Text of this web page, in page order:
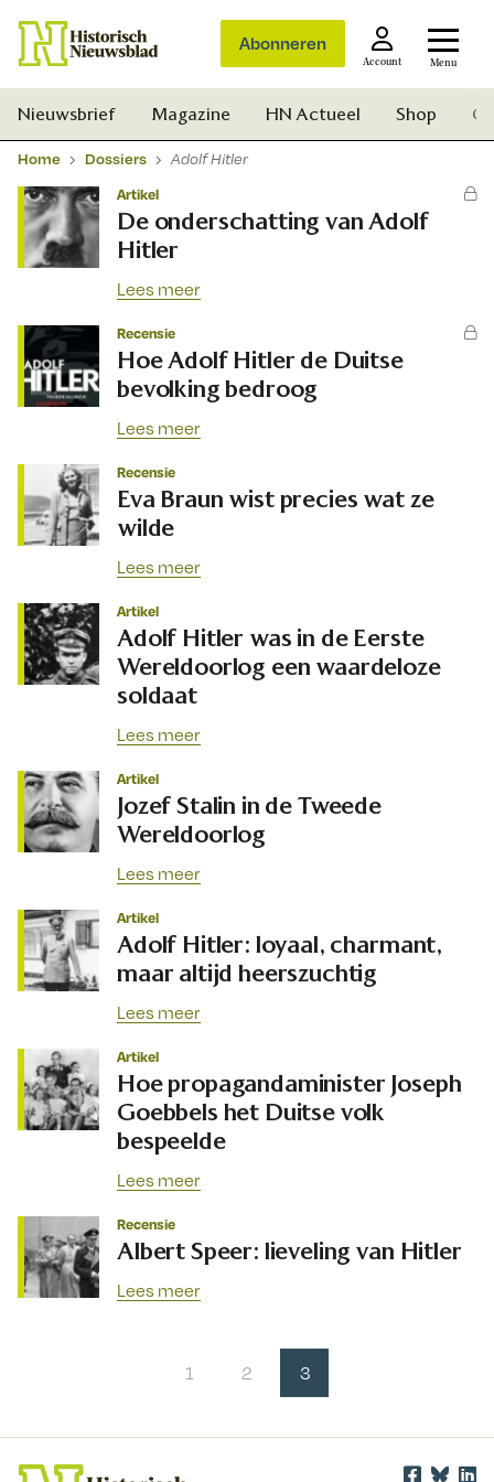
Abonneren
Account Menu
Nieuwsbrief Magazine HN Actueel Shop
Home Dossiers Adolf Hitler
Artikel
De onderschatting van Adolf
Hitler
Lees meer
Recensie
Hoe Adolf Hitler de Duitse
bevolking bedroog
Lees meer
Recensie
Eva Braun wist precies wat ze
wilde
Lees meer
Artikel
Adolf Hitler was in de Eerste
Wereldoorlog een waardeloze
soldaat
Lees meer
Artikel
Jozef Stalin in de Tweede
Wereldoorlog
Lees meer
Artikel
Adolf Hitler: loyaal, charmant,
maar altijd heerszuchtig
Lees meer
Artikel
Hoe propagandaminister Joseph
Goebbels het Duitse volk
bespeelde
Lees meer
Recensie
Albert Speer: lieveling van Hitler
Lees meer
1 2 3